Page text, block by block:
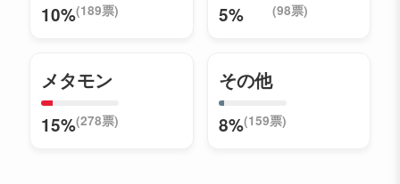
10%(189票) 5% (98票)
メタモン
15%(278票)
その他
8%(159票)